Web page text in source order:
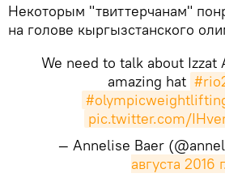
Некоторым "твиттерчанам"
на голове кыргызстанского
We need to talk about Izzat
amazing hat
pic.twitter.com/
— Annelise Baer
августа 2016 г.